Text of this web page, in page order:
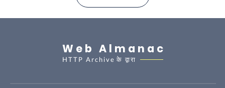
Web Almanac
HTTP Archive के द्वारा